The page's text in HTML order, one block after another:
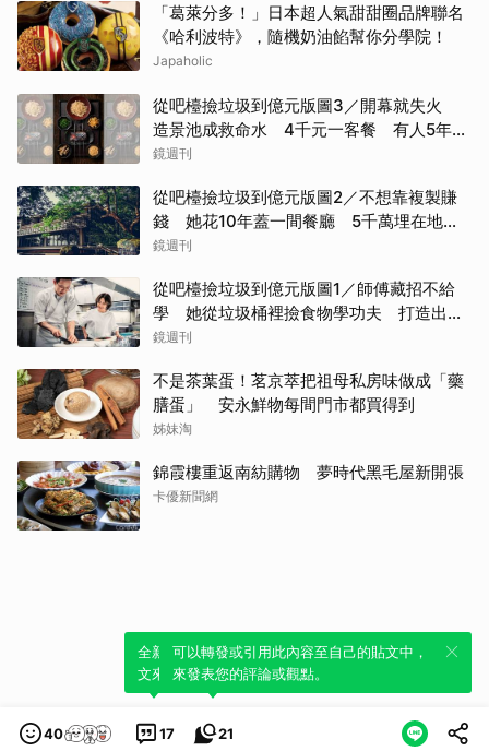
「葛萊分多！」日本超人氣甜甜圈品牌聯名
《哈利波特》，隨機奶油餡幫你分學院！
Japaholic
從吧檯撿垃圾到億元版圖3／開幕就失火
造景池成救命水 4千元一客餐 有人5年吃
了50次
鏡週刊
從吧檯撿垃圾到億元版圖2／不想靠複製賺
錢 她花10年蓋一間餐廳 5千萬埋在地下
瀕臨破產
鏡週刊
從吧檯撿垃圾到億元版圖1／師傅藏招不給
學 她從垃圾桶裡撿食物學功夫 打造出最
難訂的餐廳
鏡週刊
不是茶葉蛋！茗京萃把祖母私房味做成「藥
膳蛋」 安永鮮物每間門市都買得到
姊妹淘
錦霞樓重返南紡購物 夢時代黑毛屋新開張
卡優新聞網
40 17
全新體驗！一鍵引用此內容，透過發布貼
文來輕鬆表達個人立場。
21
可以轉發或引用此內容至自己的貼文中，
來發表您的評論或觀點。